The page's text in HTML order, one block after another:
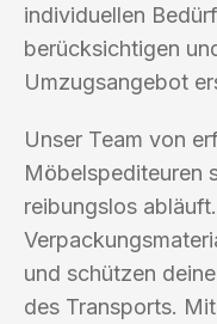
individuellen
berücksichtigen
Umzugsangebot
Unser Team von
Möbelspediteuren
reibungslos
und schützen
des Transports.